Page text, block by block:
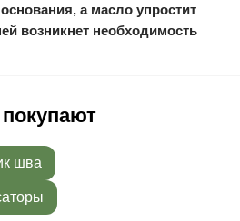
а масло упростит
возникнет необходимость
покупают
шва